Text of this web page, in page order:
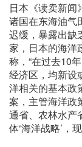
日本《读卖新闻
诸国在东海油气
迟缓，暴露出缺
家，日本的海洋
称，“在过去10
经济区，均新设
洋相关的基本政
案，主管海洋政
通省、农林水产
体‘海洋战略’，